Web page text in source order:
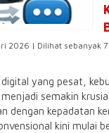
2026 | Dilihat sebanyak
yang pesat,
semakin
dengan kepadatan
kini mulai